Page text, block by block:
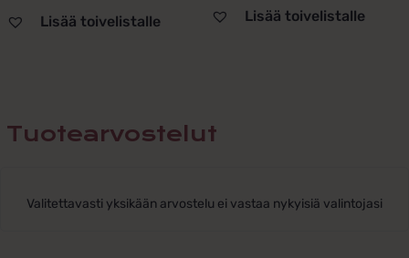
Lisää toivelistalle Lisää toivelistalle
Tuotearvostelut
Valitettavasti yksikään arvostelu ei vastaa nykyisiä valintojasi